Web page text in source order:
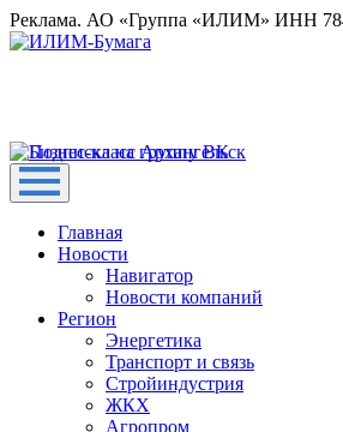
Реклама. АО «Группа «ИЛИМ» ИНН
Главная
Новости
Навигатор
Новости компаний
Регион
Энергетика
Транспорт и связь
Стройиндустрия
ЖКХ
Агропром